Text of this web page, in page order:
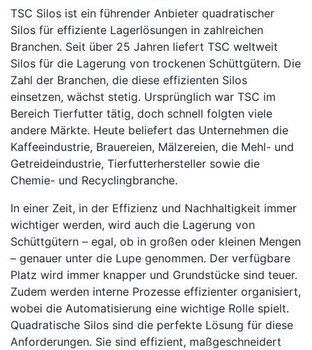
TSC Silos ist ein führender Anbieter quadratischer
Silos für effiziente Lagerlösungen in zahlreichen
Branchen. Seit über 25 Jahren liefert TSC weltweit
Silos für die Lagerung von trockenen Schüttgütern. Die
Zahl der Branchen, die diese effizienten Silos
einsetzen, wächst stetig. Ursprünglich war TSC im
Bereich Tierfutter tätig, doch schnell folgten viele
andere Märkte. Heute beliefert das Unternehmen die
Kaffeeindustrie, Brauereien, Mälzereien, die Mehl- und
Getreideindustrie, Tierfutterhersteller sowie die
Chemie- und Recyclingbranche.
In einer Zeit, in der Effizienz und Nachhaltigkeit immer
wichtiger werden, wird auch die Lagerung von
Schüttgütern – egal, ob in großen oder kleinen Mengen
– genauer unter die Lupe genommen. Der verfügbare
Platz wird immer knapper und Grundstücke sind teuer.
Zudem werden interne Prozesse effizienter organisiert,
wobei die Automatisierung eine wichtige Rolle spielt.
Quadratische Silos sind die perfekte Lösung für diese
Anforderungen. Sie sind effizient, maßgeschneidert